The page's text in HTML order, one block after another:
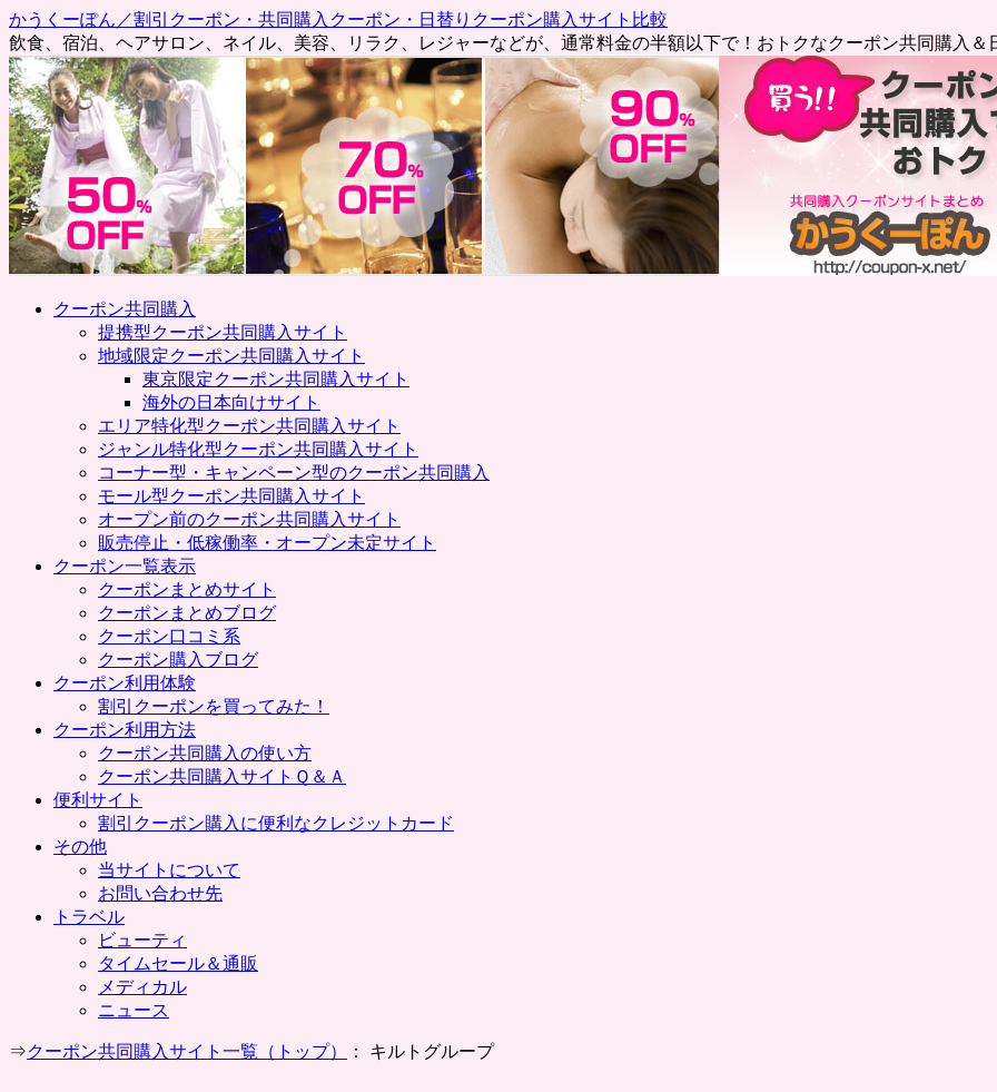
かうくーぽん／割引クーポン・共同購入クーポン・日替りクーポン購入サイト比較
飲食、宿泊、ヘアサロン、ネイル、美容、リラク、レジャーなどが、通常料金の半額以下で！おトクなクーポン共同購入
クーポン共同購入
提携型クーポン共同購入サイト
地域限定クーポン共同購入サイト
東京限定クーポン共同購入サイト
海外の日本向けサイト
エリア特化型クーポン共同購入サイト
ジャンル特化型クーポン共同購入サイト
コーナー型・キャンペーン型のクーポン共同購入
モール型クーポン共同購入サイト
オープン前のクーポン共同購入サイト
販売停止・低稼働率・オープン未定サイト
クーポン一覧表示
クーポンまとめサイト
クーポンまとめブログ
クーポン口コミ系
クーポン購入ブログ
クーポン利用体験
割引クーポンを買ってみた！
クーポン利用方法
クーポン共同購入の使い方
クーポン共同購入サイトＱ＆Ａ
便利サイト
割引クーポン購入に便利なクレジットカード
その他
当サイトについて
お問い合わせ先
トラベル
ビューティ
タイムセール＆通販
メディカル
ニュース
⇒クーポン共同購入サイト一覧（トップ） ： キルトグループ